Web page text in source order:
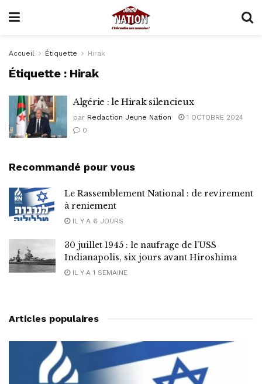
Accueil Étiquette Hirak
Étiquette : Hirak
Algérie : le Hirak silencieux
par Redaction Jeune Nation
1 OCTOBRE 2024
0
Recommandé pour vous
Le Rassemblement National : de revirement
à reniement
IL Y A 6 JOURS
30 juillet 1945 : le naufrage de l’USS
Indianapolis, six jours avant Hiroshima
IL Y A 1 SEMAINE
Articles populaires